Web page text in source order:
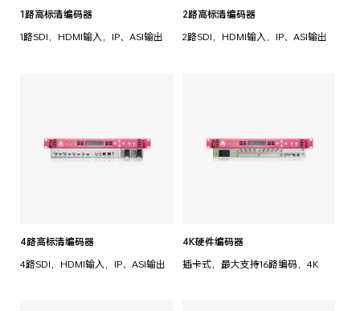
1路高标清编码器
1路SDI，HDMI输入，IP、ASI输出
2路高标清编码器
2路SDI，HDMI输入，IP、ASI输出
4路高标清编码器
4路SDI，HDMI输入，IP、ASI输出
4K硬件编码器
插卡式，最大支持16路编码，4K